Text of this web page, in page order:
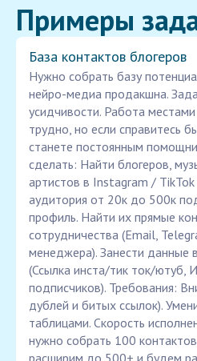
Примеры
База контактов блогеров
Нужно собрать базу
нейро-медиа продакшна.
усидчивости. Работа
трудно, но если справитесь
станете постоянным
сделать: Найти блогеров,
артистов в Instagram /
аудитория от 20к до 500к
профиль. Найти их прямые
сотрудничества (Email,
менеджера). Занести данные
(Ссылка инста/тик ток/ютуб,
подписчиков). Требования:
дублей и битых ссылок).
таблицами. Скорость
нужно собрать 100